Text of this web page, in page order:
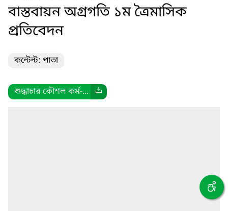
বাস্তবায়ন অগ্রগতি ১ম ত্রৈমাসিক
প্রতিবেদন
কন্টেন্ট: পাতা
শুদ্ধাচার কৌশল কর্ম-...